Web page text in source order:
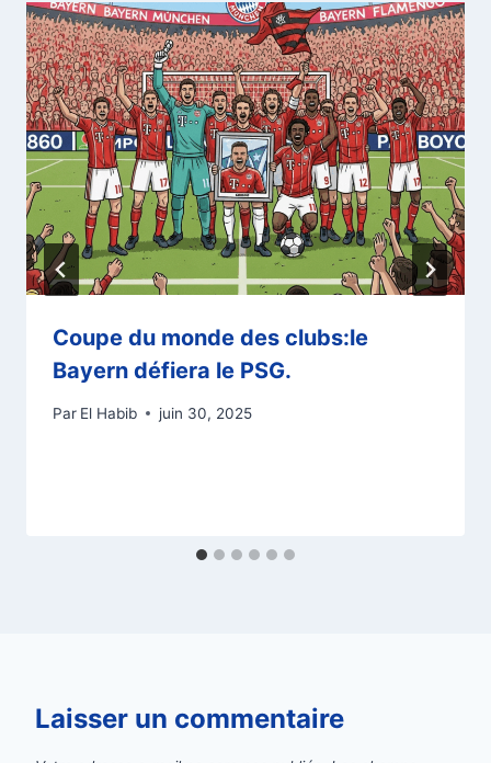
Coupe du monde des clubs:le
Bayern défiera le PSG.
Par El Habib juin 30, 2025
Laisser un commentaire